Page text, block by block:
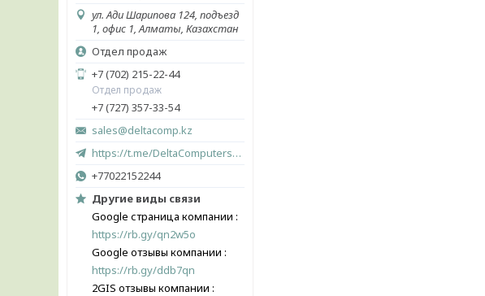
ул. Ади Шарипова 124, подъезд
1, офис 1, Алматы, Казахстан
Отдел продаж
+7 (702) 215-22-44
Отдел продаж
+7 (727) 357-33-54
sales@deltacomp.kz
https://t.me/DeltaComputers_kz
+77022152244
Другие виды связи
Google страница компании
https://rb.gy/qn2w5o
Google отзывы компании
https://rb.gy/ddb7qn
2GIS отзывы компании